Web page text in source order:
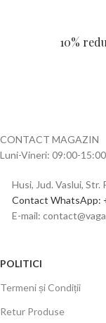
10%
CONTACT MAGAZIN
Luni-Vineri: 09:00-15:00
Husi, Jud. Vaslui,
Contact WhatsApp:
E-mail:
POLITICI
Termeni și Condiții
Retur Produse